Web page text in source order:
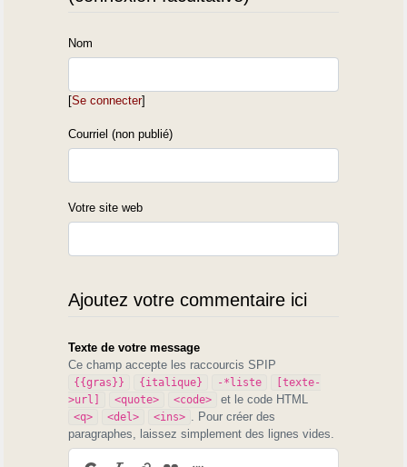
Nom
[Se connecter]
Courriel (non publié)
Votre site web
Ajoutez votre commentaire ici
Texte de votre message
Ce champ accepte les raccourcis SPIP
{{gras}} {italique} -*liste
[texte-
>url]
<quote> <code> et le code HTML
<q> <del> <ins>
. Pour créer des
paragraphes, laissez simplement des lignes vides.